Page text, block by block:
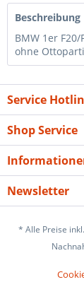
Beschreibung
BMW 1er
ohne
Service
Shop Service
Newsletter
* Alle Preise